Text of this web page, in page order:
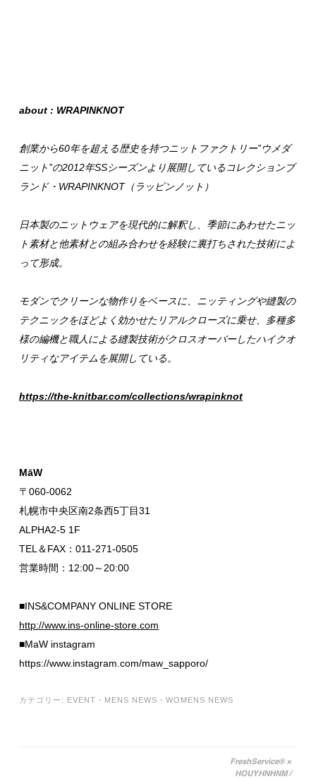
about : WRAPINKNOT
創業から60年を超える歴史を持つニットファクトリー”ウメダ
ニット”の2012年SSシーズンより展開しているコレクションブ
ランド・WRAPINKNOT（ラッピンノット）
日本製のニットウェアを現代的に解釈し、季節にあわせたニッ
ト素材と他素材との組み合わせを経験に裏打ちされた技術によ
って形成。
モダンでクリーンな物作りをベースに、ニッティングや縫製の
テクニックをほどよく効かせたリアルクローズに乗せ、多種多
様の編機と職人による縫製技術がクロスオーバーしたハイクオ
リティなアイテムを展開している。
https://the-knitbar.com/collections/wrapinknot
MāW
〒060-0062
札幌市中央区南2条西5丁目31
ALPHA2-5 1F
TEL＆FAX：011-271-0505
営業時間：12:00～20:00
■INS&COMPANY ONLINE STORE
http://www.ins-online-store.com
■MaW instagram
https://www.instagram.com/maw_sapporo/
カテゴリー: EVENT ・ MENS NEWS ・ WOMENS NEWS
FreshService® ×
HOUYHNHNM /